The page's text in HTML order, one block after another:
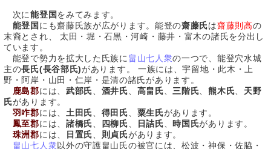
次に能登国をみてみます。
能登国 にも齋藤氏族が広がります。能登の齋藤氏は齋藤則高の
末裔とされ、 太田・堀・石黒・河崎・藤井・富木の諸氏を分出し
ています。
能登で勢力を拡大した氏族に 畠山七人衆の一つで、能登穴水城
主の長氏(長谷部氏)があります。 一族には、宇留地・此木・上
野・阿岸・山田・仁岸・是清の諸氏があります。
鹿島郡には、 武部氏 酒井氏 高畠氏 三階氏 、熊木氏
天野
氏があります。
羽咋郡には、 土田氏 得田氏 粟生氏があります。
鳳至郡には、 諸橋氏 四柳氏 日詰氏 時国氏があります。
珠洲郡には、 日置氏 則貞氏があります。
畠山七人衆以外の守護畠山氏の被官には、松波・神保・佐脇・